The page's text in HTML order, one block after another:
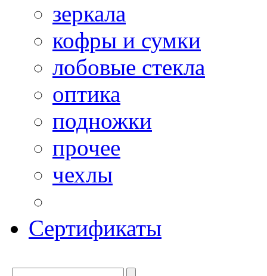
зеркала
кофры и сумки
лобовые стекла
оптика
подножки
прочее
чехлы
Сертификаты